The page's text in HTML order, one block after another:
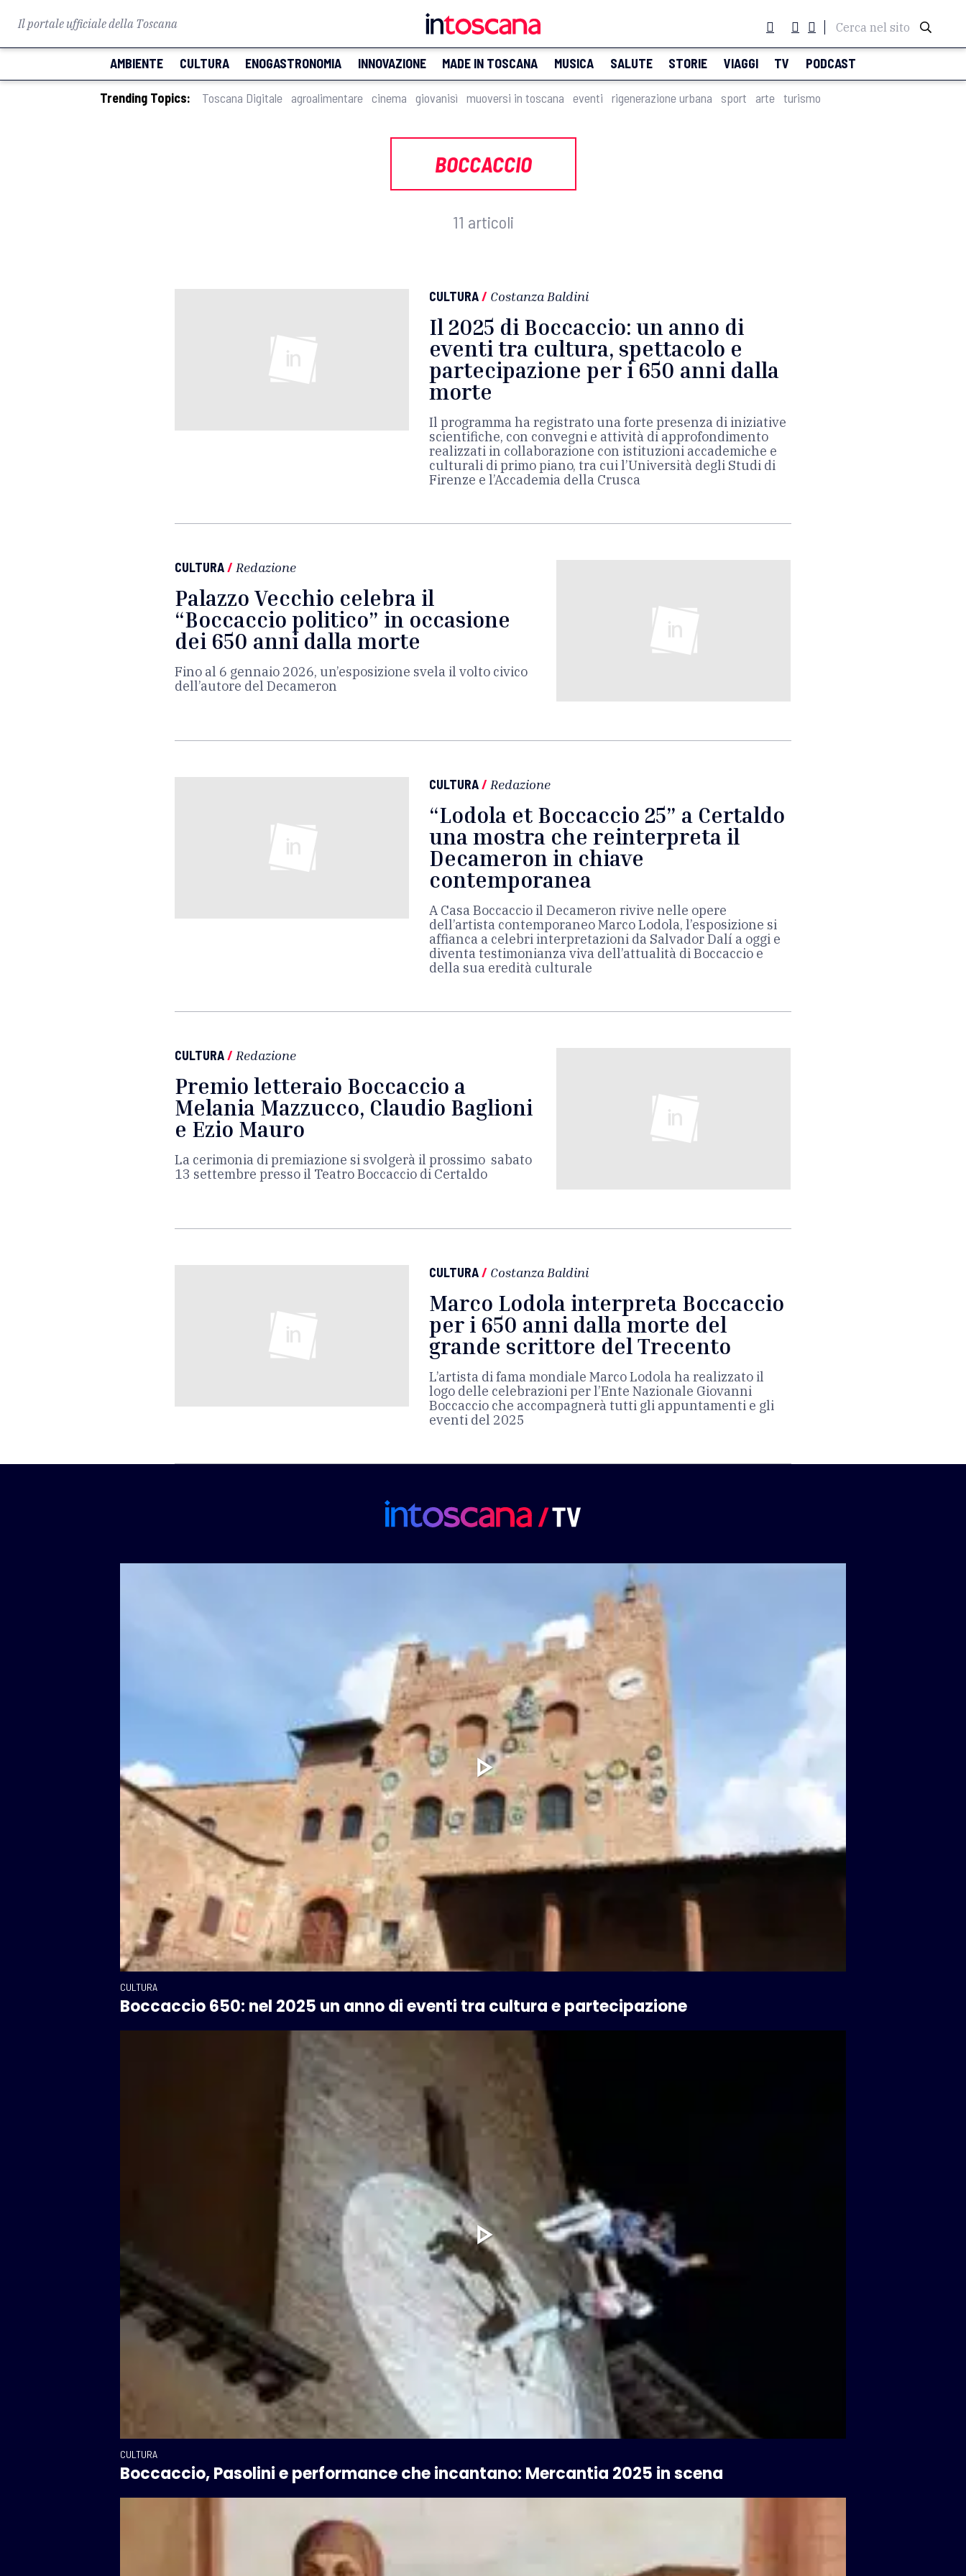
Il portale ufficiale della Toscana Cerca nel sito
AMBIENTE CULTURA ENOGASTRONOMIA INNOVAZIONE MADE IN TOSCANA MUSICA SALUTE STORIE VIAGGI TV PODCAST
Trending Topics: Toscana Digitale agroalimentare cinema giovanisì muoversi in toscana eventi rigenerazione urbana sport arte turismo
BOCCACCIO
11 articoli
CULTURA/ Costanza Baldini
Il 2025 di Boccaccio: un anno di
eventi tra cultura, spettacolo e
partecipazione per i 650 anni dalla
morte
Il programma ha registrato una forte presenza di iniziative
scientifiche, con convegni e attività di approfondimento
realizzati in collaborazione con istituzioni accademiche e
culturali di primo piano, tra cui l’Università degli Studi di
Firenze e l’Accademia della Crusca
CULTURA/ Redazione
Palazzo Vecchio celebra il
“Boccaccio politico” in occasione
dei 650 anni dalla morte
Fino al 6 gennaio 2026, un’esposizione svela il volto civico
dell’autore del Decameron
CULTURA/ Redazione
“Lodola et Boccaccio 25” a Certaldo
una mostra che reinterpreta il
Decameron in chiave
contemporanea
A Casa Boccaccio il Decameron rivive nelle opere
dell’artista contemporaneo Marco Lodola, l’esposizione si
affianca a celebri interpretazioni da Salvador Dalí a oggi e
diventa testimonianza viva dell’attualità di Boccaccio e
della sua eredità culturale
CULTURA/ Redazione
Premio letteraio Boccaccio a
Melania Mazzucco, Claudio Baglioni
e Ezio Mauro
La cerimonia di premiazione si svolgerà il prossimo sabato
13 settembre presso il Teatro Boccaccio di Certaldo
CULTURA/ Costanza Baldini
Marco Lodola interpreta Boccaccio
per i 650 anni dalla morte del
grande scrittore del Trecento
L’artista di fama mondiale Marco Lodola ha realizzato il
logo delle celebrazioni per l’Ente Nazionale Giovanni
Boccaccio che accompagnerà tutti gli appuntamenti e gli
eventi del 2025
CULTURA
Boccaccio 650: nel 2025 un anno di eventi tra cultura e partecipazione
CULTURA
Boccaccio, Pasolini e performance che incantano: Mercantia 2025 in scena